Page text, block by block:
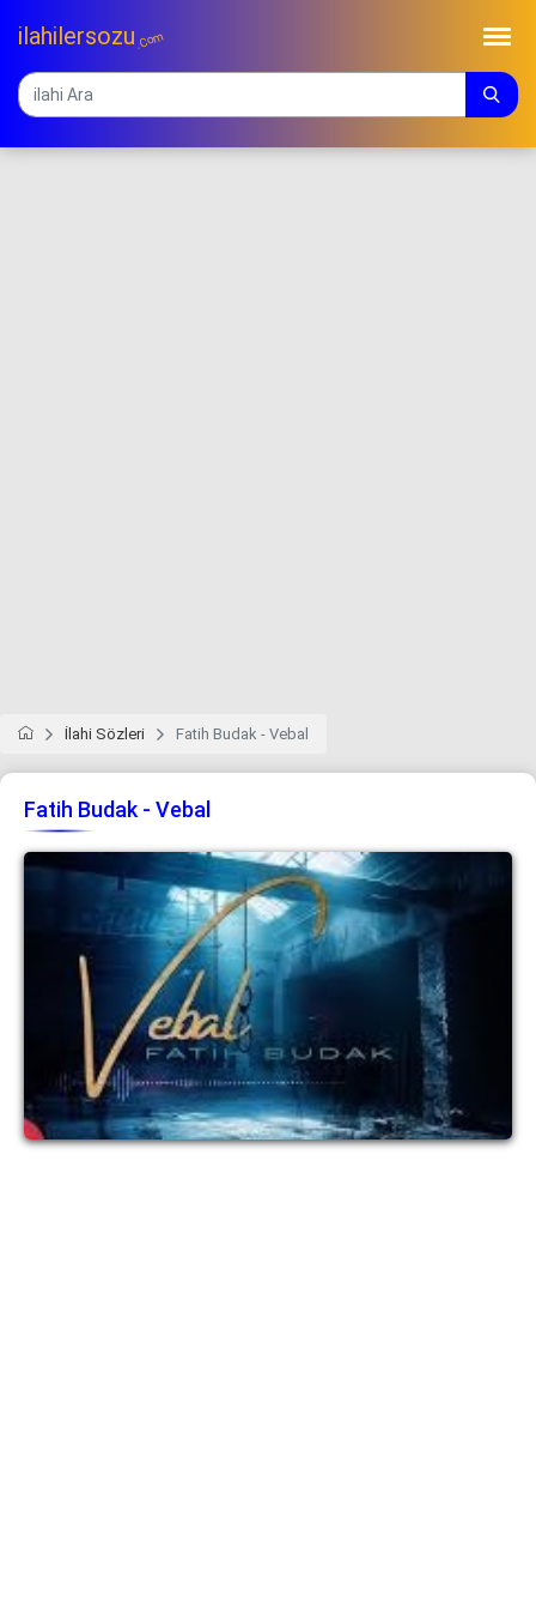
ilahilersozu.Com
İlahi Sözleri Fatih Budak - Vebal
Fatih Budak - Vebal